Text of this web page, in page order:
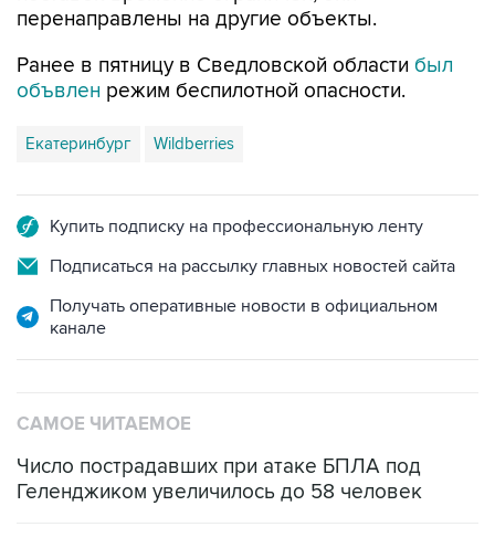
Ранее в пятницу в Сведловской области
Екатеринбург Wildberries
Подписаться на рассылку главных новостей сайта
Получать оперативные новости в официальном
Число пострадавших при атаке БПЛА под
Путин сообщил о решении сосредоточить в